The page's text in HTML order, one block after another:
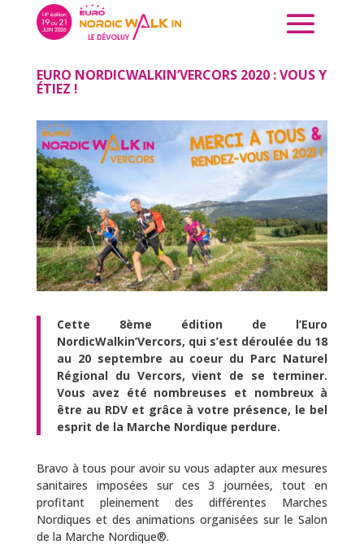
EURO NORDICWALKIN’VERCORS 2020 : VOUS Y
ÉTIEZ !
Cette 8ème édition de l’Euro
NordicWalkin’Vercors, qui s’est déroulée du 18
au 20 septembre au coeur du Parc Naturel
Régional du Vercors, vient de se terminer.
Vous avez été nombreuses et nombreux à
être au RDV et grâce à votre présence, le bel
esprit de la Marche Nordique perdure.
Bravo à tous pour avoir su vous adapter aux mesures
sanitaires imposées sur ces 3 journées, tout en
profitant pleinement des différentes Marches
Nordiques et des animations organisées sur le Salon
de la Marche Nordique®.